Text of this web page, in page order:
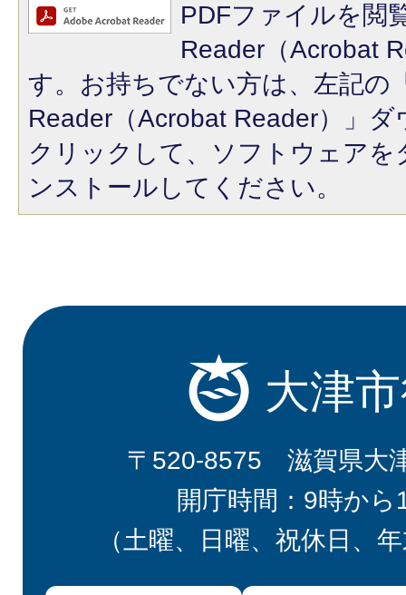
PDFファイルを閲
Reader（Acrobat
す。お持ちでない方は、左記の
Reader（Acrobat Reader）」
クリックして、ソフトウェア
ンストールしてください。
大津
〒520-8575 滋賀県大
開庁時間：9時から
（土曜、日曜、祝休日、